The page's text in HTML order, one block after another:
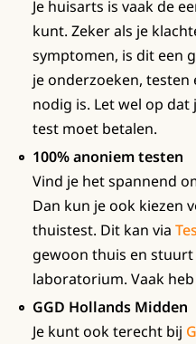
Je huisarts is vaak de
kunt. Zeker als je
symptomen, is dit een
je onderzoeken,
nodig is. Let wel op
test moet betalen.
100% anoniem testen
Vind je het spannend
Dan kun je ook kiezen
thuistest. Dit kan via
gewoon thuis en
laboratorium. Vaak
GGD Hollands Midden
Je kunt ook terecht bij